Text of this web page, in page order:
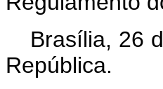
Brasília, 26
República.